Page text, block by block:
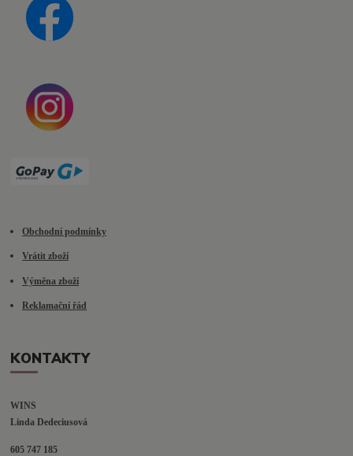
Obchodní podmínky
Vrátit zboží
Výměna zboží
Reklamační řád
KONTAKTY
WINS
Linda Dedeciusová
605 747 185